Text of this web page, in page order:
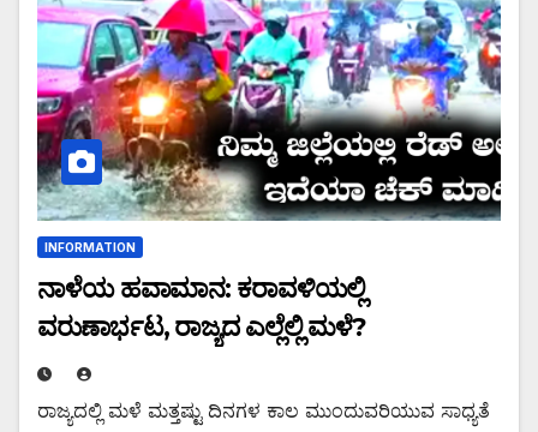
INFORMATION
ನಾಳೆಯ ಹವಾಮಾನ: ಕರಾವಳಿಯಲ್ಲಿ
ವರುಣಾರ್ಭಟ, ರಾಜ್ಯದ ಎಲ್ಲೆಲ್ಲಿ ಮಳೆ?
ರಾಜ್ಯದಲ್ಲಿ ಮಳೆ ಮತ್ತಷ್ಟು ದಿನಗಳ ಕಾಲ ಮುಂದುವರಿಯುವ ಸಾಧ್ಯತೆ